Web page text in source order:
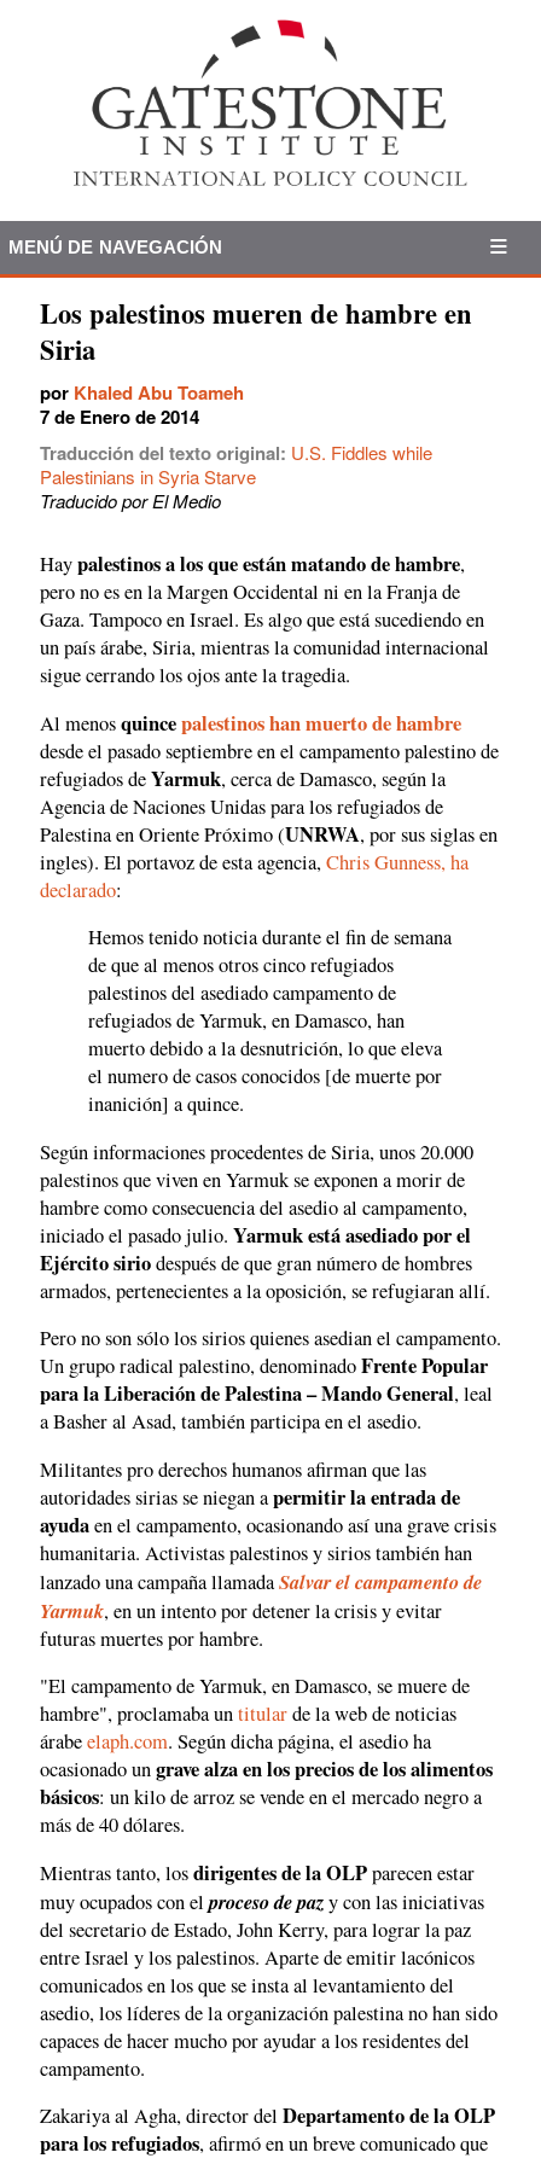
MENÚ DE NAVEGACIÓN
Los palestinos mueren de hambre en
Siria
por Khaled Abu Toameh
7 de Enero de 2014
Traducción del texto original: U.S. Fiddles while
Palestinians in Syria Starve
Traducido por El Medio
Haypalestinos a los que están matando de hambre,
pero no es en la Margen Occidental ni en la Franja de
Gaza. Tampoco en Israel. Es algo que está sucediendo en
un país árabe, Siria, mientras la comunidad internacional
sigue cerrando los ojos ante la tragedia.
Al menosquincepalestinos han muerto de hambre
desde el pasado septiembre en el campamento palestino de
refugiados deYarmuk, cerca de Damasco, según la
Agencia de Naciones Unidas para los refugiados de
Palestina en Oriente Próximo (UNRWA, por sus siglas en
ingles). El portavoz de esta agencia,Chris Gunness, ha
declarado:
Hemos tenido noticia durante el fin de semana
de que al menos otros cinco refugiados
palestinos del asediado campamento de
refugiados de Yarmuk, en Damasco, han
muerto debido a la desnutrición, lo que eleva
el numero de casos conocidos [de muerte por
inanición] a quince.
Según informaciones procedentes de Siria, unos 20.000
palestinos que viven en Yarmuk se exponen a morir de
hambre como consecuencia del asedio al campamento,
iniciado el pasado julio. Yarmuk está asediado por el
Ejército siriodespués de que gran número de hombres
armados, pertenecientes a la oposición, se refugiaran allí.
Pero no son sólo los sirios quienes asedian el campamento.
Un grupo radical palestino, denominadoFrente Popular
para la Liberación de Palestina – Mando General, leal
a Basher al Asad, también participa en el asedio.
Militantes pro derechos humanos afirman que las
autoridades sirias se niegan apermitir la entrada de
ayudaen el campamento, ocasionando así una grave crisis
humanitaria. Activistas palestinos y sirios también han
lanzado una campaña llamadaSalvar el campamento de
Yarmuk, en un intento por detener la crisis y evitar
futuras muertes por hambre.
"El campamento de Yarmuk, en Damasco, se muere de
hambre", proclamaba untitularde la web de noticias
árabeelaph.com. Según dicha página, el asedio ha
ocasionado ungrave alza en los precios de los alimentos
básicos: un kilo de arroz se vende en el mercado negro a
más de 40 dólares.
Mientras tanto, losdirigentes de la OLPparecen estar
muy ocupados con elproceso de pazy con las iniciativas
del secretario de Estado, John Kerry, para lograr la paz
entre Israel y los palestinos. Aparte de emitir lacónicos
comunicados en los que se insta al levantamiento del
asedio, los líderes de la organización palestina no han sido
capaces de hacer mucho por ayudar a los residentes del
campamento.
Zakariya al Agha, director del Departamento de la OLP
para los refugiados, afirmó en un breve comunicado que